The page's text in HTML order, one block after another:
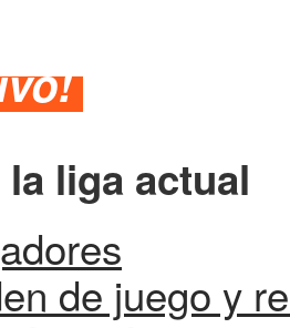
liga actual
de juego y